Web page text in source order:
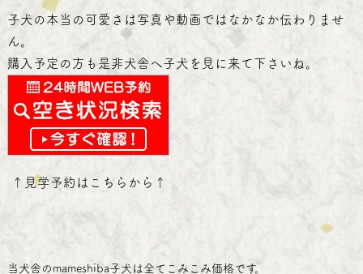
子犬の本当の可愛さは写真や動画ではなかなか伝わりませ
ん。
購入予定の方も是非犬舎へ子犬を見に来て下さいね。
↑ 見学予約はこちらから ↑
当犬舎のmameshiba子犬は全てこみこみ価格です。